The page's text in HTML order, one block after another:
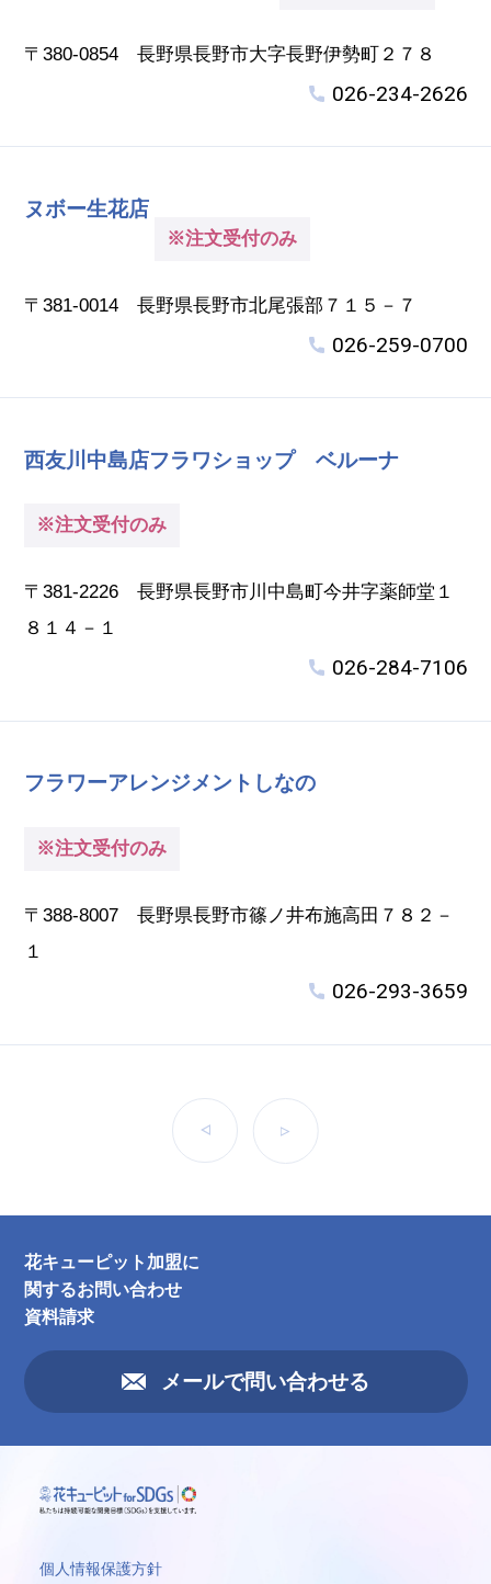
〒380-0854 長野県長野市大字長野伊勢町２７８
026-234-2626
ヌボー生花店
※注文受付のみ
〒381-0014 長野県長野市北尾張部７１５－７
026-259-0700
西友川中島店フラワショップ ベルーナ
※注文受付のみ
〒381-2226 長野県長野市川中島町今井字薬師堂１
８１４－１
026-284-7106
フラワーアレンジメントしなの
※注文受付のみ
〒388-8007 長野県長野市篠ノ井布施高田７８２－
１
026-293-3659
前へ 次へ
花キューピット加盟に
関するお問い合わせ
資料請求
メールで問い合わせる
個人情報保護方針